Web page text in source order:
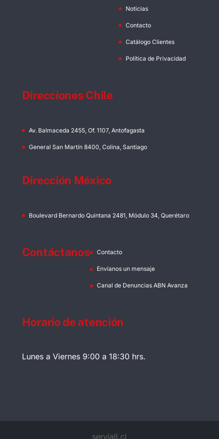
Noticias
Contacto
Catálogo Clientes
Política de Privacidad
Direcciones Chile
Av. Balmaceda 2455, Of. 1107, Antofagasta
General San Martín 8400, Colina, Santiago
Dirección México
Boulevard Bernardo Quintana 2481, Módulo 34, Querétaro
Contáctanos Contacto
Envíanos un mensaje
Canal de Denuncias ABN Avanza
Horario de atención
Lunes a Viernes 9:00 a 18:30 hrs.
serviall.cl